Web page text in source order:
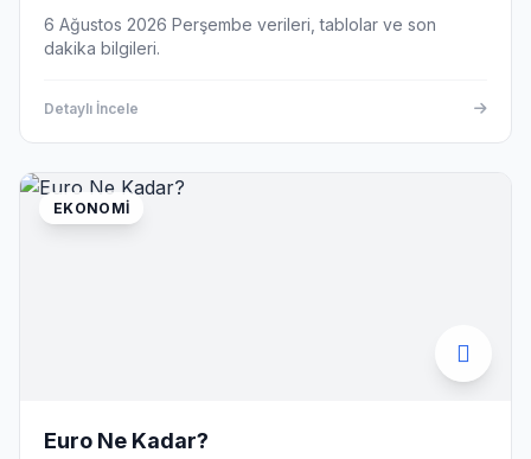
6 Ağustos 2026 Perşembe verileri, tablolar ve son
dakika bilgileri.
Detaylı İncele
EKONOMI
Euro Ne Kadar?